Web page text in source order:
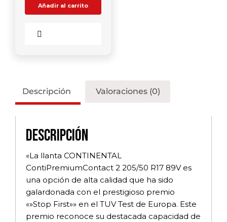
Añadir al carrito
Descripción Valoraciones (0)
Descripción
«La llanta CONTINENTAL
ContiPremiumContact 2 205/50 R17 89V es
una opción de alta calidad que ha sido
galardonada con el prestigioso premio
«»Stop First»» en el TUV Test de Europa. Este
premio reconoce su destacada capacidad de